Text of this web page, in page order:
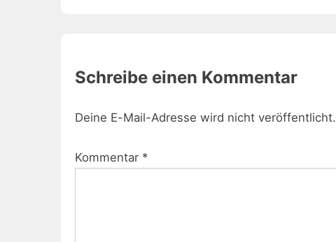
Schreibe einen Kommentar
Deine E-Mail-Adresse wird nicht veröffentlicht.
Kommentar *